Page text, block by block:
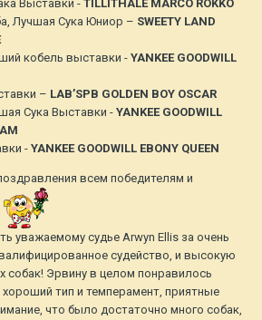
Выставки - TILLITHALE MARCO ROKKO
Лучшая Сука Юниор – SWEETY LAND
кобель выставки - YANKEE GOODWILL
– LAB’SPB GOLDEN BOY OSCAR
Сука Выставки - YANKEE GOODWILL
- YANKEE GOODWILL EBONY QUEEN
всем победителям и
уважаемому судье Arwyn Ellis за очень
судейство, и высокую
собак! Эрвину в целом понравилось
тип и темперамент, приятные
что было достаточно много собак,